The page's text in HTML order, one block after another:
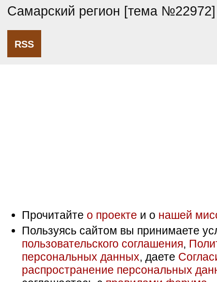
Самарский регион [тема №22972]
RSS
Прочитайте о проекте и о нашей
Пользуясь сайтом вы принимаете
пользовательского соглашения,
персональных данных, даете
распространение персональных